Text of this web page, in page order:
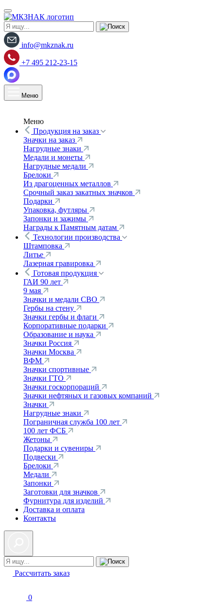
info@mkznak.ru
+7 495 212-23-15
Меню
Меню
Продукция на заказ
Значки на заказ
Нагрудные знаки
Медали и монеты
Нагрудные медали
Брелоки
Из драгоценных металлов
Срочный заказ закатных значков
Подарки
Упаковка, футляры
Запонки и зажимы
Награды к Памятным датам
Технологии производства
Штамповка
Литье
Лазерная гравировка
Готовая продукция
ГАИ 90 лет
9 мая
Значки и медали СВО
Гербы на стену
Значки гербы и флаги
Корпоративные подарки
Образование и наука
Значки Россия
Значки Москва
ВФМ
Значки спортивные
Значки ГТО
Значки госкорпораций
Значки нефтяных и газовых компаний
Значки
Нагрудные знаки
Пограничная служба 100 лет
100 лет ФСБ
Жетоны
Подарки и сувениры
Подвески
Брелоки
Медали
Запонки
Заготовки для значков
Фурнитура для изделий
Доставка и оплата
Контакты
Рассчитать заказ
0